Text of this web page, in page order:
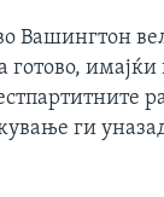
- АРХИВА
Вашингтон
готово,
ги